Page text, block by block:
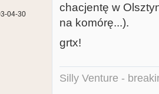
04-30
chacjentę w
na komórę...).
grtx!
Silly Venture -